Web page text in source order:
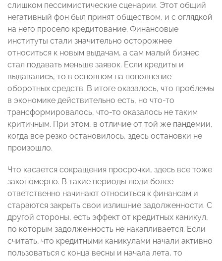
слишком пессимистические сценарии. Этот общий
негативный фон был принят обществом, и с оглядкой
на него просело кредитование. Финансовые
институты стали значительно осторожнее
относиться к новым выдачам, а сам малый бизнес
стал подавать меньше заявок. Если кредиты и
выдавались, то в основном на пополнение
оборотных средств. В итоге оказалось, что проблемы
в экономике действительно есть, но что-то
трансформировалось, что-то оказалось не таким
критичным. При этом, в отличие от той же пандемии,
когда все резко остановилось, здесь остановки не
произошло.
Что касается сокращения просрочки, здесь все тоже
закономерно. В такие периоды люди более
ответственно начинают относиться к финансам и
стараются закрыть свои излишние задолженности. С
другой стороны, есть эффект от кредитных каникул,
по которым задолженность не накапливается. Если
считать, что кредитными каникулами начали активно
пользоваться с конца весны и начала лета, то